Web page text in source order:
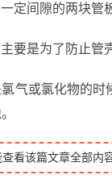
定间隙的两块管
要是为了防止管
气或氯化物的
看该篇文章全部内容